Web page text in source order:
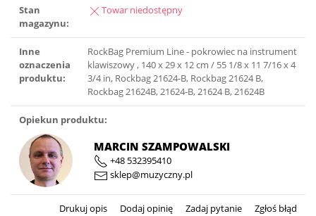
Stan
magazynu:
Towar niedostępny
Inne
oznaczenia
produktu:
RockBag Premium Line - pokrowiec na instrument
klawiszowy , 140 x 29 x 12 cm / 55 1/8 x 11 7/16 x 4
3/4 in, Rockbag 21624-B, Rockbag 21624 B,
Rockbag 21624B, 21624-B, 21624 B, 21624B
Opiekun produktu:
MARCIN SZAMPOWALSKI
+48 532395410
sklep@muzyczny.pl
Drukuj opis Dodaj opinię Zadaj pytanie Zgłoś błąd